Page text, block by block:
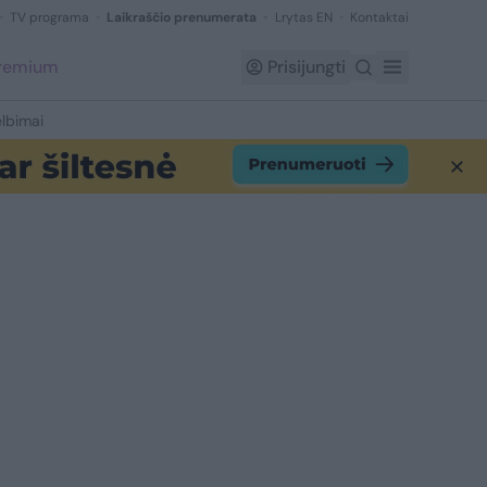
TV programa Laikraščio prenumerata Lrytas EN Kontaktai
Prisijungti